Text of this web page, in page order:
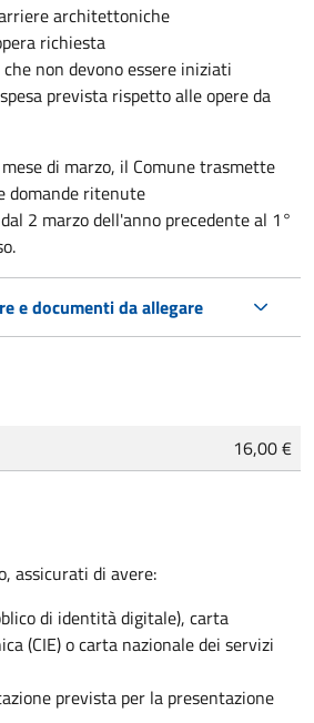
architettoniche
richiesta
non devono essere iniziati
prevista rispetto alle opere da
di marzo, il Comune trasmette
domande ritenute
2 marzo dell'anno precedente al 1°
e documenti da allegare
16,00 €
assicurati di avere:
di identità digitale), carta
(CIE) o carta nazionale dei servizi
prevista per la presentazione